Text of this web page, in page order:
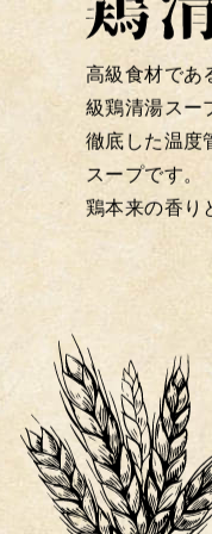
高級食材であ
級鶏清湯スー
徹底した温度
スープです。
鶏本来の香り